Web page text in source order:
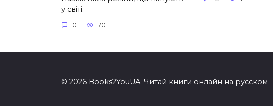
у світі.
0 70
© 2026 Books2YouUA. Читай книги онлайн на русском -